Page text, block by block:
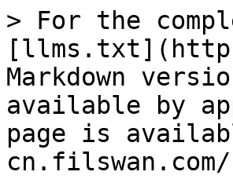
> For the
Markdown
available by
page is